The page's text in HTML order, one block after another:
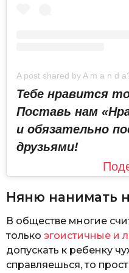
Тебе нравится
Поставь нам
и обязательно
друзьями!
Няню нанимать
В обществе многие
только эгоистичные и
допускать к ребенку
справляешься, то